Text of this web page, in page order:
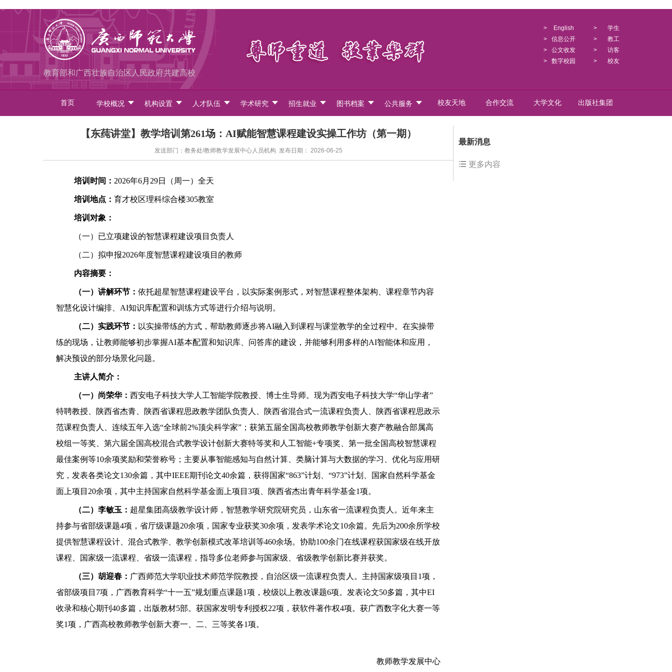
教育部和广西壮族自治区人民政府共建高校
>
English
>
信息公开
>
公文收发
>
数字校园
>
学生
>
教工
>
访客
>
校友
首页 学校概况 机构设置 人才队伍 学术研究 招生就业 图书档案 公共服务 校友天地 合作交流 大学文化 出版社集团
【东莼讲堂】教学培训第261场：AI赋能智慧课程建设实操工作坊（第一期）
发送部门：教务处/教师教学发展中心人员机构 发布日期： 2026-06-25
培训时间： 2026年6月29日（周一）全天
培训地点： 育才校区理科综合楼305教室
培训对象：
（一）已立项建设的智慧课程建设项目负责人
（二）拟申报2026年度智慧课程建设项目的教师
内容摘要：
（一）讲解环节： 依托超星智慧课程建设平台，以实际案例形式，对智慧课程整体架构、课程章节内容
智慧化设计编排、AI知识库配置和训练方式等进行介绍与说明。
（二）实践环节： 以实操带练的方式，帮助教师逐步将AI融入到课程与课堂教学的全过程中。在实操带
练的现场，让教师能够初步掌握AI基本配置和知识库、问答库的建设，并能够利用多样的AI智能体和应用，
解决预设的部分场景化问题。
主讲人简介：
（一）尚荣华： 西安电子科技大学人工智能学院教授、博士生导师。现为西安电子科技大学“华山学者”
特聘教授、陕西省杰青、陕西省课程思政教学团队负责人、陕西省混合式一流课程负责人、陕西省课程思政示
范课程负责人、连续五年入选“全球前2%顶尖科学家”；获第五届全国高校教师教学创新大赛产教融合部属高
校组一等奖、第六届全国高校混合式教学设计创新大赛特等奖和人工智能+专项奖、第一批全国高校智慧课程
最佳案例等10余项奖励和荣誉称号；主要从事智能感知与自然计算、类脑计算与大数据的学习、优化与应用研
究，发表各类论文130余篇，其中IEEE期刊论文40余篇，获得国家“863”计划、“973”计划、国家自然科学基金
面上项目20余项，其中主持国家自然科学基金面上项目3项、陕西省杰出青年科学基金1项。
（二）李敏玉： 超星集团高级教学设计师，智慧教学研究院研究员，山东省一流课程负责人。近年来主
持参与省部级课题4项，省厅级课题20余项，国家专业获奖30余项，发表学术论文10余篇。先后为200余所学校
提供智慧课程设计、混合式教学、教学创新模式改革培训等460余场。协助100余门在线课程获国家级在线开放
课程、国家级一流课程、省级一流课程，指导多位老师参与国家级、省级教学创新比赛并获奖。
（三）胡迎春： 广西师范大学职业技术师范学院教授，自治区级一流课程负责人。主持国家级项目1项，
省部级项目7项，广西教育科学“十一五”规划重点课题1项，校级以上教改课题6项。发表论文50多篇，其中EI
收录和核心期刊40多篇，出版教材5部。获国家发明专利授权22项，获软件著作权4项。获广西数字化大赛一等
奖1项，广西高校教师教学创新大赛一、二、三等奖各1项。
教师教学发展中心
最新消息
更多内容